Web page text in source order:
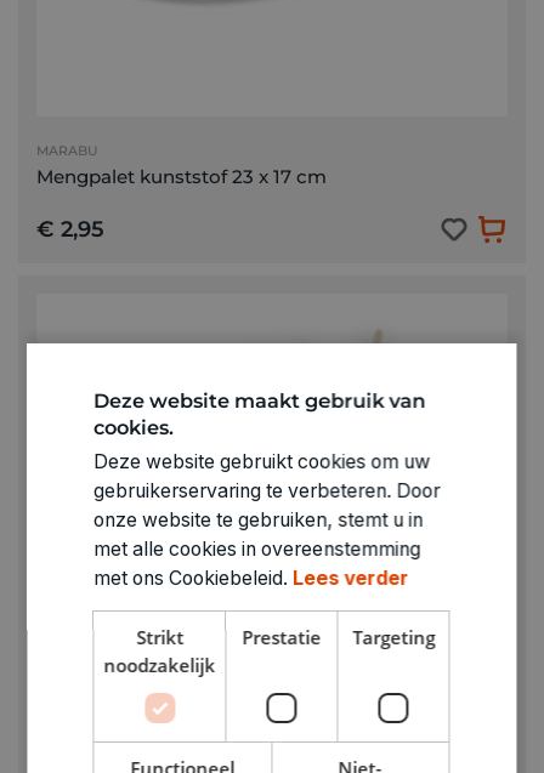
MARABU
Mengpalet kunststof 23 x 17 cm
€ 2,95
Deze website maakt gebruik van
cookies.
Deze website gebruikt cookies om uw
gebruikerservaring te verbeteren. Door
onze website te gebruiken, stemt u in
met alle cookies in overeenstemming
met ons Cookiebeleid. Lees verder
Strikt
noodzakelijk
Prestatie Targeting
Functioneel Niet-